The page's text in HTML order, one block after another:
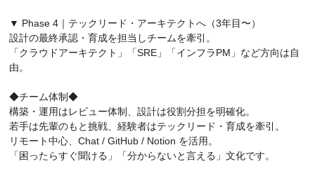
▼ Phase 4｜テックリード・アーキテクトへ（3年目〜）
設計の最終承認・育成を担当しチームを牽引。
「クラウドアーキテクト」「SRE」「インフラPM」など方向は自
由。
◆チーム体制◆
構築・運用はレビュー体制、設計は役割分担を明確化。
若手は先輩のもと挑戦、経験者はテックリード・育成を牽引。
リモート中心、Chat / GitHub / Notion を活用。
「困ったらすぐ聞ける」「分からないと言える」文化です。